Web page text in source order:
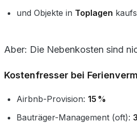
und Objekte in Toplagen
Aber: Die Nebenkosten sind
Kostenfresser bei
Airbnb-Provision: 15 %
Bauträger-Management (oft):